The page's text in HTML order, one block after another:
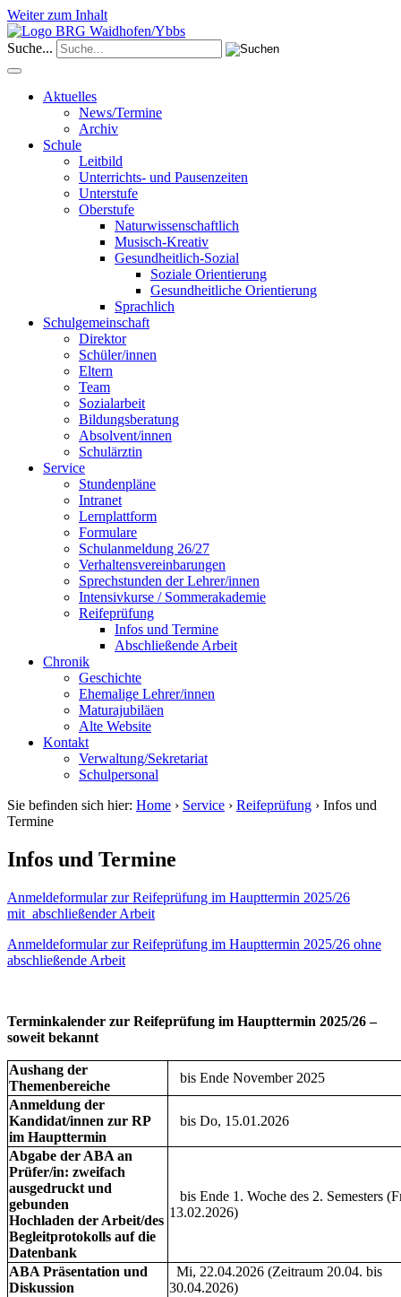
Weiter zum Inhalt
Suche...
Aktuelles
News/Termine
Archiv
Schule
Leitbild
Unterrichts- und Pausenzeiten
Unterstufe
Oberstufe
Naturwissenschaftlich
Musisch-Kreativ
Gesundheitlich-Sozial
Soziale Orientierung
Gesundheitliche Orientierung
Sprachlich
Schulgemeinschaft
Direktor
Schüler/innen
Eltern
Team
Sozialarbeit
Bildungsberatung
Absolvent/innen
Schulärztin
Service
Stundenpläne
Intranet
Lernplattform
Formulare
Schulanmeldung 26/27
Verhaltensvereinbarungen
Sprechstunden der Lehrer/innen
Intensivkurse / Sommerakademie
Reifeprüfung
Infos und Termine
Abschließende Arbeit
Chronik
Geschichte
Ehemalige Lehrer/innen
Maturajubiläen
Alte Website
Kontakt
Verwaltung/Sekretariat
Schulpersonal
Sie befinden sich hier: Home › Service › Reifeprüfung › Infos und
Termine
Infos und Termine
Anmeldeformular zur Reifeprüfung im Haupttermin 2025/26
mit_abschließender Arbeit
Anmeldeformular zur Reifeprüfung im Haupttermin 2025/26 ohne
abschließende Arbeit
Terminkalender zur Reifeprüfung im Haupttermin 2025/26 –
soweit bekannt
Aushang der
Themenbereiche
bis Ende November 2025
Anmeldung der
Kandidat/innen zur RP
im Haupttermin
bis Do, 15.01.2026
Abgabe der ABA an
Prüfer/in: zweifach
ausgedruckt und
gebunden
Hochladen der Arbeit/des
Begleitprotokolls auf die
Datenbank
bis Ende 1. Woche des 2. Semesters
13.02.2026)
ABA Präsentation und
Diskussion
Mi, 22.04.2026 (Zeitraum 20.04. bis
30.04.2026)